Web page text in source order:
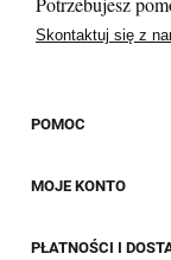
Skontaktuj się z
POMOC
MOJE KONTO
PŁATNOŚCI I